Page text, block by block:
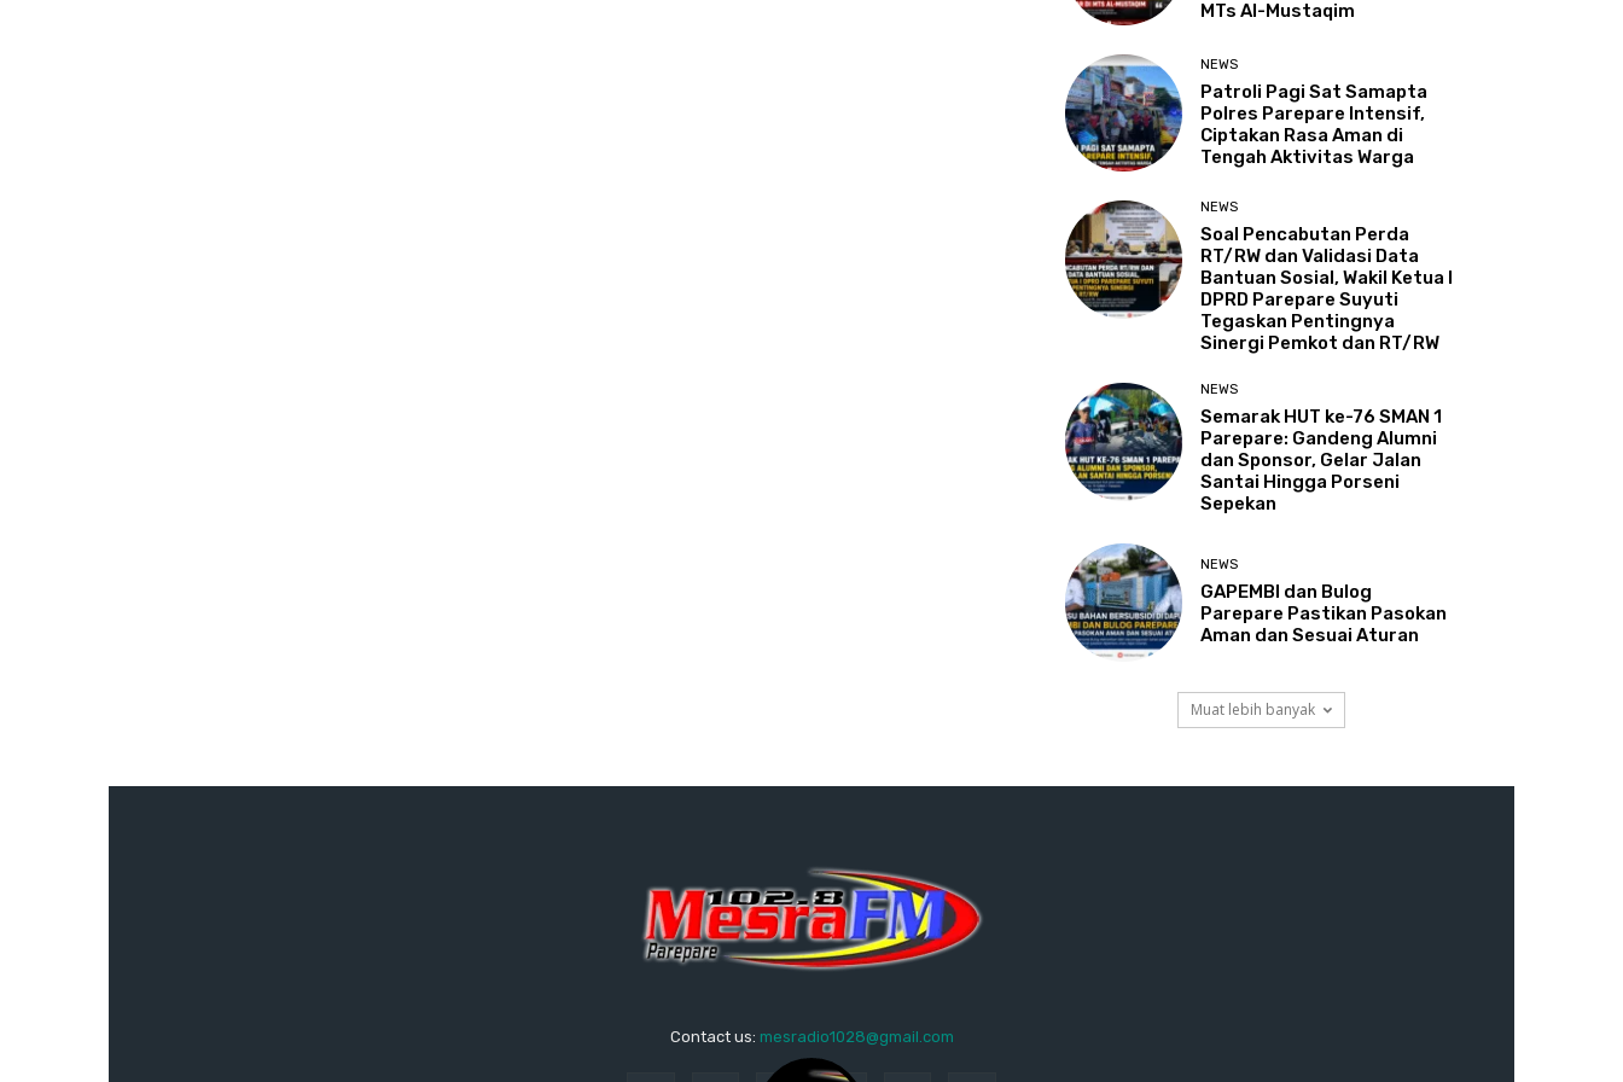
MTs Al-Mustaqim
NEWS
Patroli Pagi Sat Samapta
Polres Parepare Intensif,
Ciptakan Rasa Aman di
Tengah Aktivitas Warga
NEWS
Soal Pencabutan Perda
RT/RW dan Validasi Data
Bantuan Sosial, Wakil Ketua I
DPRD Parepare Suyuti
Tegaskan Pentingnya
Sinergi Pemkot dan RT/RW
NEWS
Semarak HUT ke-76 SMAN 1
Parepare: Gandeng Alumni
dan Sponsor, Gelar Jalan
Santai Hingga Porseni
Sepekan
NEWS
GAPEMBI dan Bulog
Parepare Pastikan Pasokan
Aman dan Sesuai Aturan
Muat lebih banyak
Contact us: mesradio1028@gmail.com